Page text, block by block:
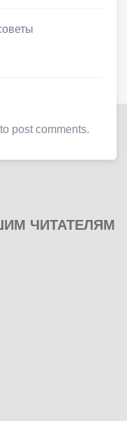
to post comments.
ЧИТАТЕЛЯМ